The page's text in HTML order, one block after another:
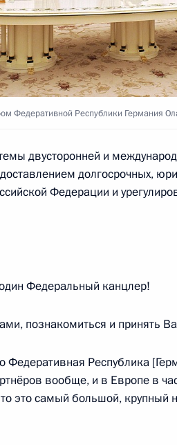
Президентом Франции
канцлером Германии
канцлером
Федеральным канцлером
Федеративной Республики Германия
двусторонней и
долгосрочных,
Федерации и
Федеральный канцлер!
познакомиться и принять
Федеративная Республика
вообще, и в Европе в
это самый большой, крупный